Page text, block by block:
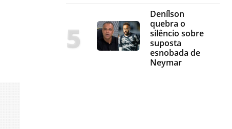
Denílson
quebra o
silêncio sobre
suposta
esnobada de
Neymar